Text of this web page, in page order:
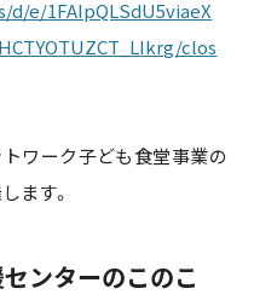
e/1FAIpQLSdU5viaeX
clos
ワーク子ども食堂事業の
ます。
ンターのこのこ